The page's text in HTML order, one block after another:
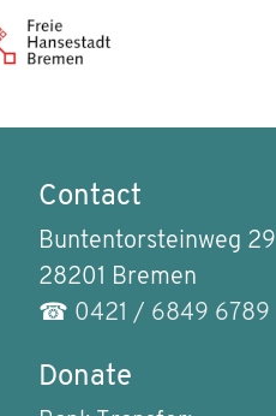
Contact
Buntentorsteinweg 29
28201 Bremen
☎ 0421 / 6849 6789
Donate